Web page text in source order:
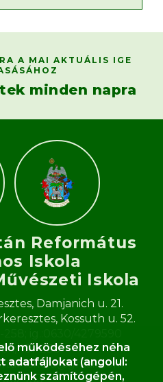
A MAI AKTUÁLIS IGE
minden napra
Református
Iskola
Iskola​
Damjanich u. 21.
Kossuth u. 52.
431-258
működéséhez néha
adatfájlokat (angolul:
számítógépén,